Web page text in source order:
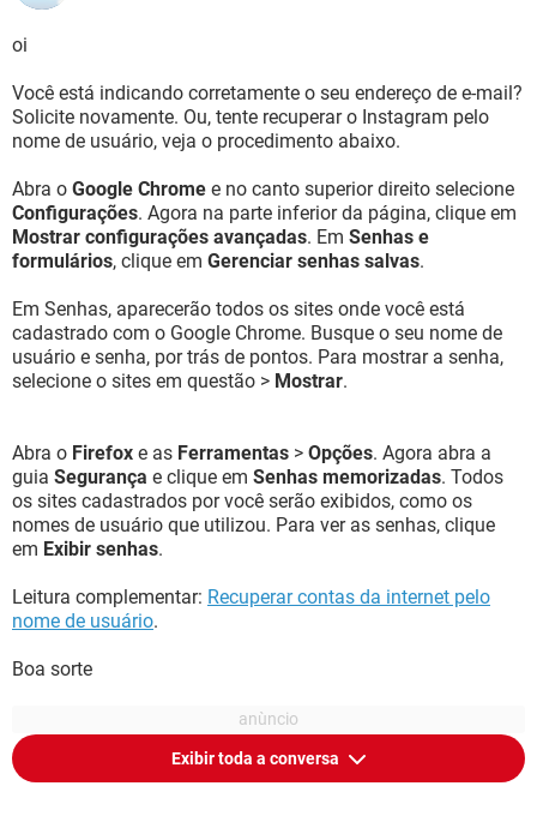
oi
Você está indicando corretamente o seu endereço de e-mail?
Solicite novamente. Ou, tente recuperar o Instagram pelo
nome de usuário, veja o procedimento abaixo.
Abra o Google Chrome e no canto superior direito selecione
Configurações. Agora na parte inferior da página, clique em
Mostrar configurações avançadas. Em Senhas e
formulários, clique em Gerenciar senhas salvas.
Em Senhas, aparecerão todos os sites onde você está
cadastrado com o Google Chrome. Busque o seu nome de
usuário e senha, por trás de pontos. Para mostrar a senha,
selecione o sites em questão > Mostrar.
Abra o Firefox e as Ferramentas > Opções. Agora abra a
guia Segurança e clique em Senhas memorizadas. Todos
os sites cadastrados por você serão exibidos, como os
nomes de usuário que utilizou. Para ver as senhas, clique
em Exibir senhas.
Leitura complementar: Recuperar contas da internet pelo
nome de usuário.
Boa sorte
Exibir toda a conversa